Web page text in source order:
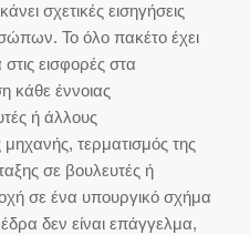
σχετικές εισηγήσεις
Το όλο πακέτο έχει
στις εισφορές στα
κάθε έννοιας
ή άλλους
τερματισμός της
σε βουλευτές ή
σε ένα υπουργικό σχήμα
δεν είναι επάγγελμα,